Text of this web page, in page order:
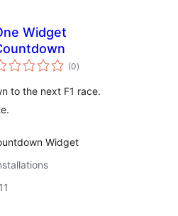
Widget
(0arvosanat
yhteensä
)
to the next F1 race.
Widget